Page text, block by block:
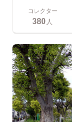
コレクター
380 人